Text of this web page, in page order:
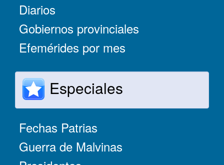
Diarios
Gobiernos provinciales
Efemérides por mes
Especiales
Fechas Patrias
Guerra de Malvinas